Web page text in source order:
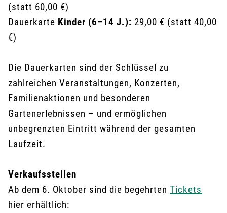
(statt 60,00 €)
Dauerkarte Kinder (6–14 J.): 29,00 € (statt 40,00
€)
Die Dauerkarten sind der Schlüssel zu
zahlreichen Veranstaltungen, Konzerten,
Familienaktionen und besonderen
Gartenerlebnissen – und ermöglichen
unbegrenzten Eintritt während der gesamten
Laufzeit.
Verkaufsstellen
Ab dem 6. Oktober sind die begehrten Tickets
hier erhältlich: